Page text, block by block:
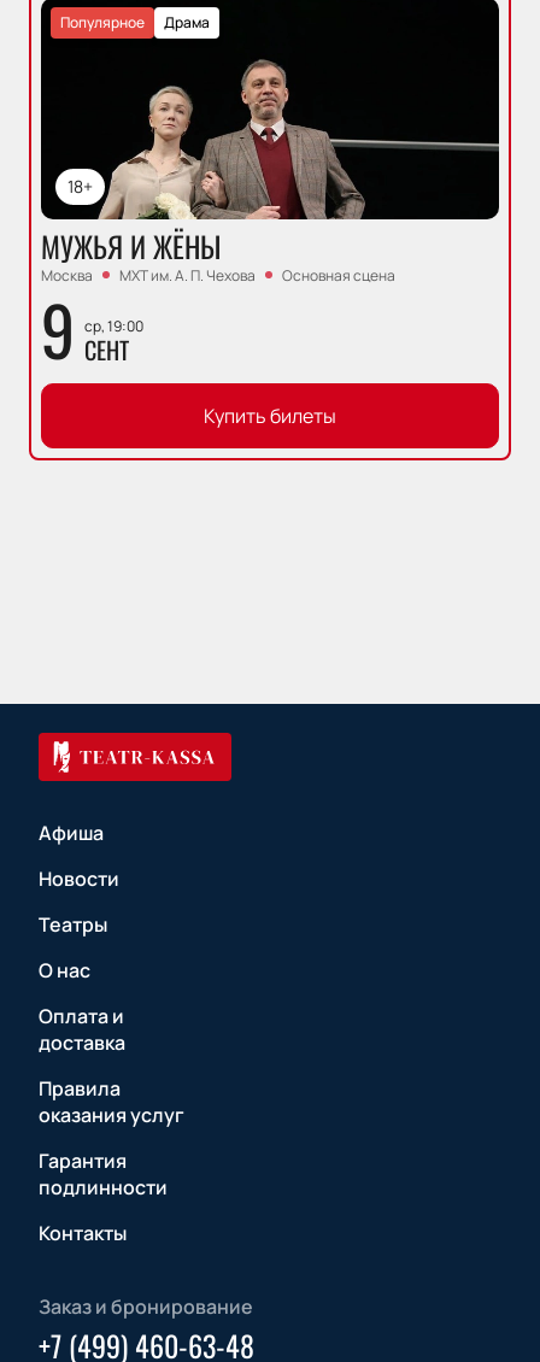
18+
Драма
Популярное
МУЖЬЯ И ЖЁНЫ
Москва МХТ им. А. П. Чехова Основная сцена
9 ср, 19:00
СЕНТ
Купить билеты
Афиша
Новости
Театры
О нас
Оплата и
доставка
Правила
оказания услуг
Гарантия
подлинности
Контакты
Заказ и бронирование
+7 (499) 460-63-48